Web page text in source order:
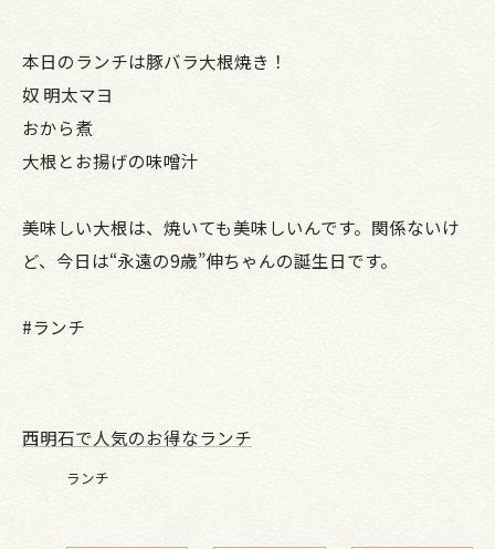
本日のランチは豚バラ大根焼き！
奴 明太マヨ
おから煮
大根とお揚げの味噌汁
美味しい大根は、焼いても美味しいんです。関係ないけ
ど、今日は“永遠の9歳”伸ちゃんの誕生日です。
#ランチ
西明石で人気のお得なランチ
ランチ